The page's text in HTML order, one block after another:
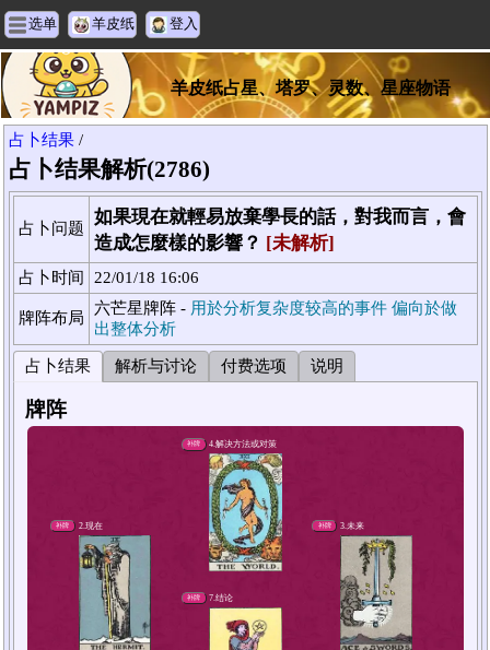
选单 羊皮纸 登入
羊皮纸占星、塔罗、灵数、星座物语
占卜结果 /
占卜结果解析(2786)
占卜问题
如果現在就輕易放棄學長的話，對我而言，會
造成怎麼樣的影響？ [未解析]
占卜时间 22/01/18 16:06
牌阵布局
六芒星牌阵 - 用於分析复杂度较高的事件 偏向於做
出整体分析
占卜结果 解析与讨论 付费选项 说明
牌阵